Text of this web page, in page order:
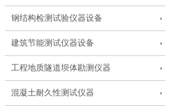
钢结构检测试验仪器设备
建筑节能测试仪器设备
工程地质隧道坝体勘测仪器
混凝土耐久性测试仪器